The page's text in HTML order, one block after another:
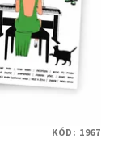
KÓD: 1967